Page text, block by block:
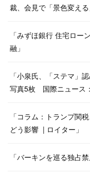
裁、会見で「景色変え
「みずほ銀行 住宅ロー
融」
「小泉氏、「ステマ」
写真5枚 国際ニュース
「コラム：トランプ関
どう影響 | ロイター」
「バーキンを巡る独占